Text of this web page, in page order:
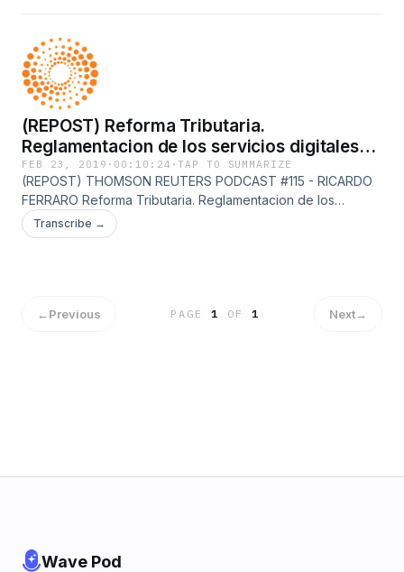
(REPOST) Reforma Tributaria.
Reglamentacion de los servicios digitales
en el IVA - Ricardo Ferraro
FEB 23, 2019 · 00:10:24 ·TAP TO SUMMARIZE
(REPOST) THOMSON REUTERS PODCAST #115 - RICARDO
FERRARO Reforma Tributaria. Reglamentacion de los
servicios digitales en el IVA.
Transcribe →
←Previous PAGE1 OF 1 Next→
Wave Pod